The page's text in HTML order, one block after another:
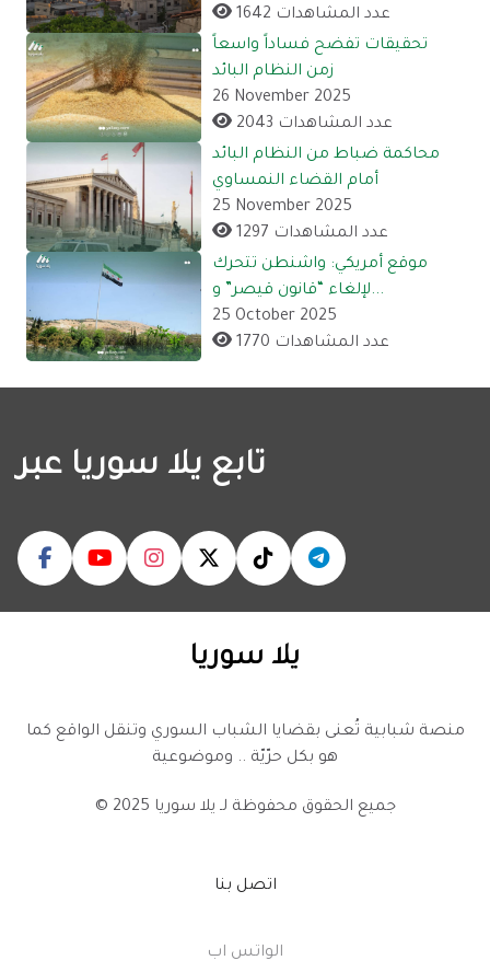
1642 عدد المشاهدات
تحقيقات تفضح فساداً واسعاً
زمن النظام البائد
26 November 2025
2043 عدد المشاهدات
محاكمة ضباط من النظام البائد
أمام القضاء النمساوي
25 November 2025
1297 عدد المشاهدات
موقع أمريكي: واشنطن تتحرك
لإلغاء “قانون قيصر” و...
25 October 2025
1770 عدد المشاهدات
تابع يلا سوريا عبر
يلا سوريا
منصة شبابية تُعنى بقضايا الشباب السوري وتنقل الواقع كما
هو بكل حرّيّة .. وموضوعية
© 2025 جميع الحقوق محفوظة لـ يلا سوريا
اتصل بنا
الواتس اب